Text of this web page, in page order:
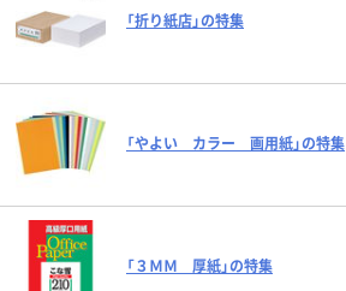
「折り紙店」の特集
「やよい カラー 画用紙」の特集
「３ＭＭ 厚紙」の特集